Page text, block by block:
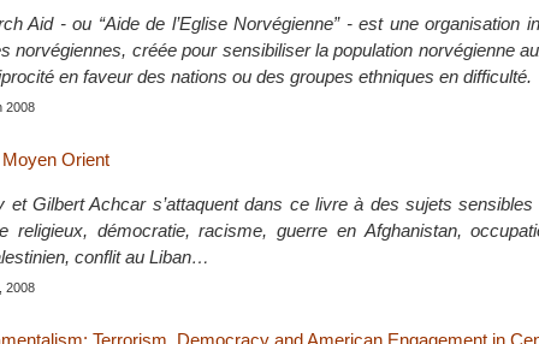
Aid - ou “Aide de l’Eglise Norvégienne” - est une organisation
norvégiennes, créée pour sensibiliser la population norvégienne
en faveur des nations ou des groupes ethniques en difficulté.
2008
Orient
et Gilbert Achcar s’attaquent dans ce livre à des sujets
religieux, démocratie, racisme, guerre en Afghanistan,
conflit au Liban…
2008
Terrorism, Democracy and American Engagement in